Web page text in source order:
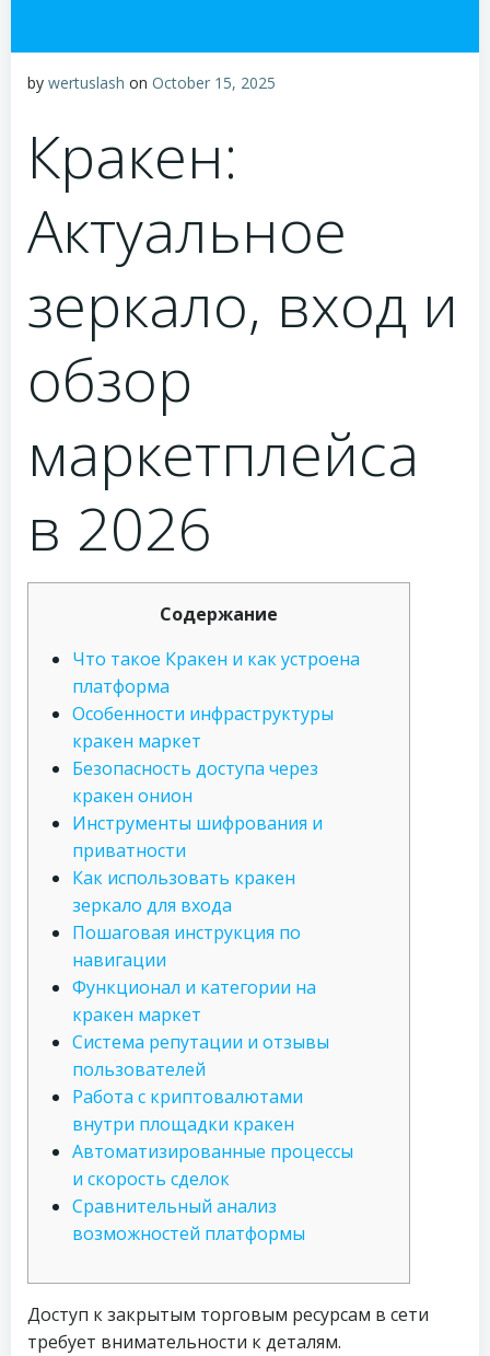
by wertuslash on October 15, 2025
Кракен:
Актуальное
зеркало, вход и
обзор
маркетплейса
в 2026
Содержание
Что такое Кракен и как устроена
платформа
Особенности инфраструктуры
кракен маркет
Безопасность доступа через
кракен онион
Инструменты шифрования и
приватности
Как использовать кракен
зеркало для входа
Пошаговая инструкция по
навигации
Функционал и категории на
кракен маркет
Система репутации и отзывы
пользователей
Работа с криптовалютами
внутри площадки кракен
Автоматизированные процессы
и скорость сделок
Сравнительный анализ
возможностей платформы
Доступ к закрытым торговым ресурсам в сети
требует внимательности к деталям.